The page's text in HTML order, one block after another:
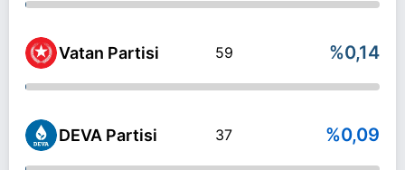
Vatan Partisi 59 %0,14
DEVA Partisi 37 %0,09